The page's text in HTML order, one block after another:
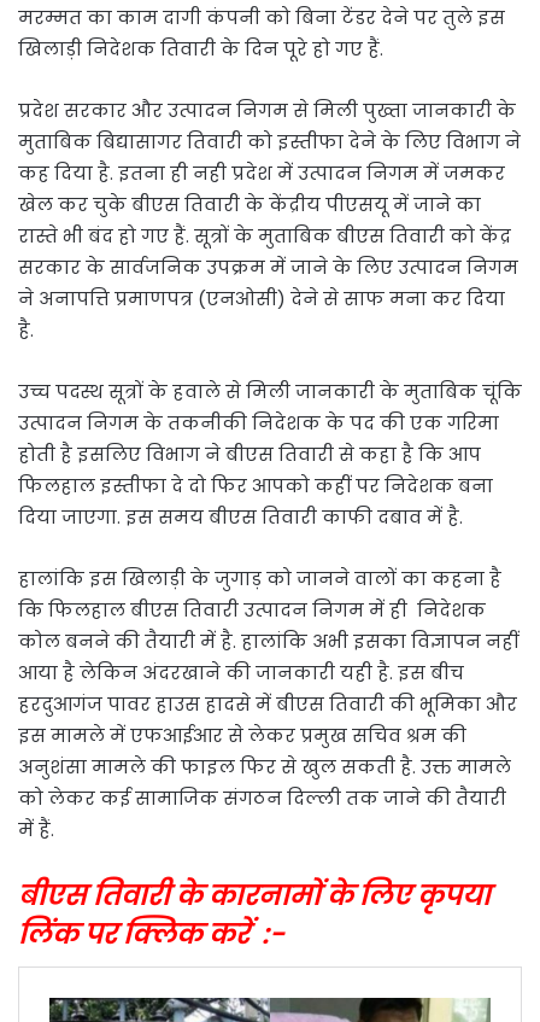
मरम्मत का काम दागी कंपनी को बिना टेंडर देने पर तुले इस
खिलाड़ी निदेशक तिवारी के दिन पूरे हो गए हैं.
प्रदेश सरकार और उत्पादन निगम से मिली पुख्ता जानकारी के
मुताबिक बिद्यासागर तिवारी को इस्तीफा देने के लिए विभाग ने
कह दिया है. इतना ही नही प्रदेश में उत्पादन निगम में जमकर
खेल कर चुके बीएस तिवारी के केंद्रीय पीएसयू में जाने का
रास्ते भी बंद हो गए हैं. सूत्रों के मुताबिक बीएस तिवारी को केंद्र
सरकार के सार्वजनिक उपक्रम में जाने के लिए उत्पादन निगम
ने अनापत्ति प्रमाणपत्र (एनओसी) देने से साफ मना कर दिया
है.
उच्च पदस्थ सूत्रों के हवाले से मिली जानकारी के मुताबिक चूंकि
उत्पादन निगम के तकनीकी निदेशक के पद की एक गरिमा
होती है इसलिए विभाग ने बीएस तिवारी से कहा है कि आप
फिलहाल इस्तीफा दे दो फिर आपको कहीं पर निदेशक बना
दिया जाएगा. इस समय बीएस तिवारी काफी दबाव में है.
हालांकि इस खिलाड़ी के जुगाड़ को जानने वालों का कहना है
कि फिलहाल बीएस तिवारी उत्पादन निगम में ही निदेशक
कोल बनने की तैयारी में है. हालांकि अभी इसका विज्ञापन नहीं
आया है लेकिन अंदरखाने की जानकारी यही है. इस बीच
हरदुआगंज पावर हाउस हादसे में बीएस तिवारी की भूमिका और
इस मामले में एफआईआर से लेकर प्रमुख सचिव श्रम की
अनुशंसा मामले की फाइल फिर से खुल सकती है. उक्त मामले
को लेकर कई सामाजिक संगठन दिल्ली तक जाने की तैयारी
में हैं.
बीएस तिवारी के कारनामों के लिए कृपया
लिंक पर क्लिक करें :-